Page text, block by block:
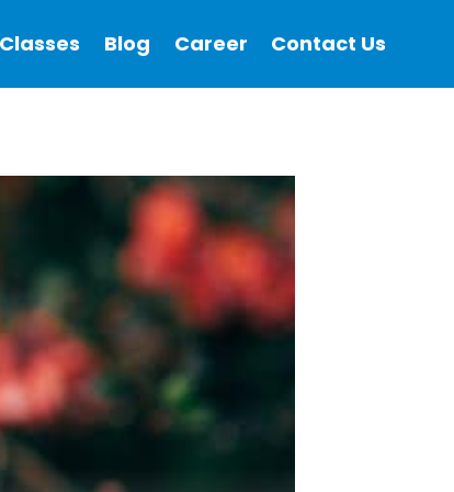
Classes Blog Career Contact Us